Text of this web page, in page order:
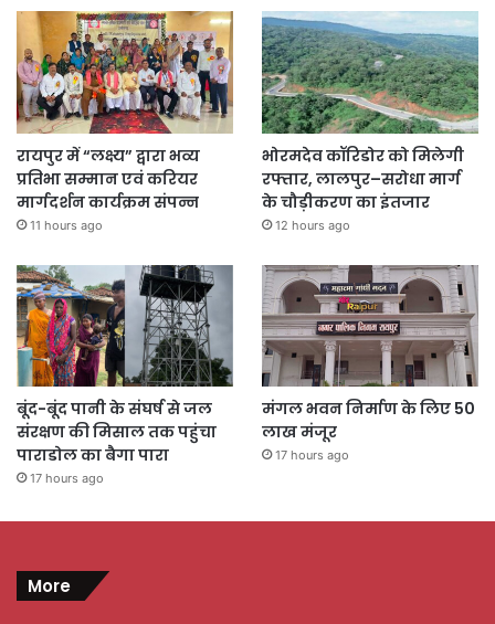
रायपुर में “लक्ष्य” द्वारा भव्य
प्रतिभा सम्मान एवं करियर
मार्गदर्शन कार्यक्रम संपन्न
11 hours ago
भोरमदेव कॉरिडोर को मिलेगी
रफ्तार, लालपुर–सरोधा मार्ग
के चौड़ीकरण का इंतजार
12 hours ago
बूंद-बूंद पानी के संघर्ष से जल
संरक्षण की मिसाल तक पहुंचा
पाराडोल का बैगा पारा
17 hours ago
मंगल भवन निर्माण के लिए 50
लाख मंजूर
17 hours ago
More